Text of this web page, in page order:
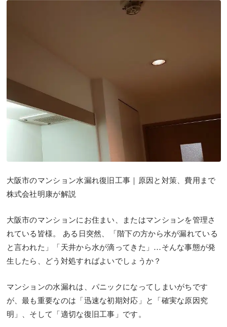
大阪市のマンション水漏れ復旧工事｜原因と対策、費用まで
株式会社明康が解説
大阪市のマンションにお住まい、またはマンションを管理さ
れている皆様。 ある日突然、「階下の方から水が漏れている
と言われた」「天井から水が滴ってきた」…そんな事態が発
生したら、どう対処すればよいでしょうか？
マンションの水漏れは、パニックになってしまいがちです
が、最も重要なのは「迅速な初期対応」と「確実な原因究
明」、そして「適切な復旧工事」です。